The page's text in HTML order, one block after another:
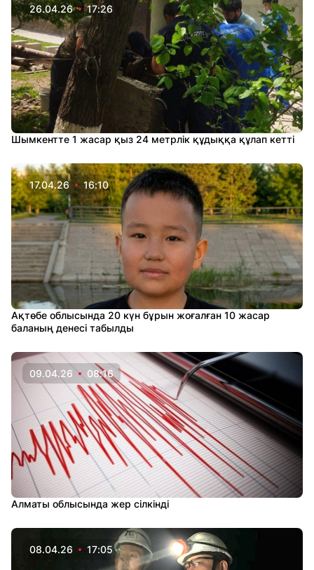
26.04.26 17:26
Шымкентте 1 жасар қыз 24 метрлік құдыққа құлап кетті
17.04.26 16:10
Ақтөбе облысында 20 күн бұрын жоғалған 10 жасар
баланың денесі табылды
09.04.26 08:16
Алматы облысында жер сілкінді
08.04.26 17:05